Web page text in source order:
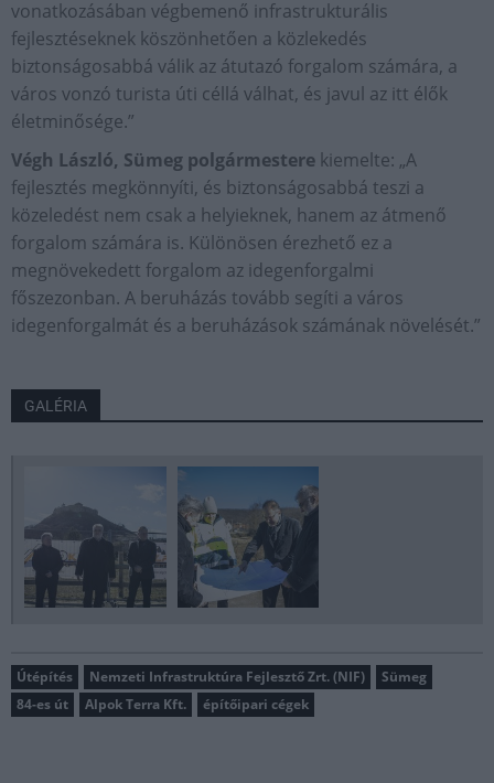
vonatkozásában végbemenő infrastrukturális
fejlesztéseknek köszönhetően a közlekedés
biztonságosabbá válik az átutazó forgalom számára, a
város vonzó turista úti céllá válhat, és javul az itt élők
életminősége.”
Végh László, Sümeg polgármestere kiemelte: „A
fejlesztés megkönnyíti, és biztonságosabbá teszi a
közeledést nem csak a helyieknek, hanem az átmenő
forgalom számára is. Különösen érezhető ez a
megnövekedett forgalom az idegenforgalmi
főszezonban. A beruházás tovább segíti a város
idegenforgalmát és a beruházások számának növelését.”
GALÉRIA
Útépítés Nemzeti Infrastruktúra Fejlesztő Zrt. (NIF)
Sümeg
84-es út
Alpok Terra Kft. építőipari cégek